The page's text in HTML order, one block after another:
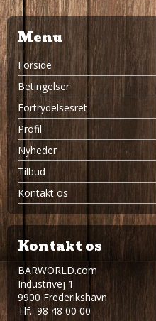
Menu
Forside
Betingelser
Fortrydelsesret
Profil
Nyheder
Tilbud
Kontakt os
Kontakt os
BARWORLD.com
Industrivej 1
9900 Frederikshavn
Tlf.: 98 48 00 00